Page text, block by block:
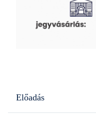
Előadás